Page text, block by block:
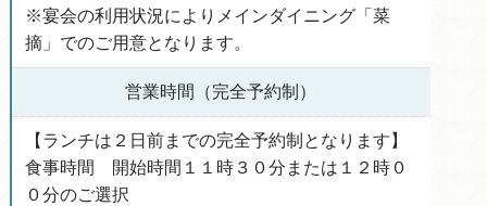
※宴会の利用状況によりメインダイニング「菜
摘」でのご用意となります。
営業時間（完全予約制）
【ランチは２日前までの完全予約制となります】
食事時間 開始時間１１時３０分または１２時０
０分のご選択